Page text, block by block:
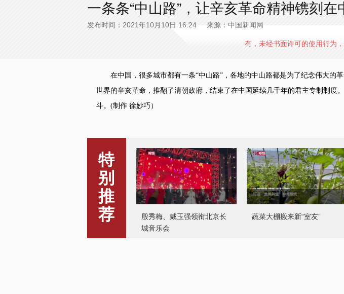
一条条“中山路”，让辛亥革命精神镌刻在
发布时间：2021年10月10日 16:24 来源：中国新闻网
有，未经书面许可的使用行为
在中国，很多城市都有一条“中山路”，各地的中山路都是为了纪念伟大的
世界的辛亥革命，推翻了清朝政府，结束了在中国延续几千年的君主专制制
斗。(制作 徐妙巧）
特
别
推
荐
殷秀梅、戴玉强领衔北京长
城音乐会
蔬菜大棚搬来新“室友”